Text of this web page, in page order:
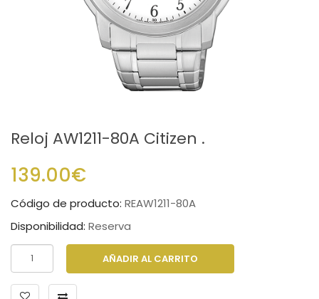
Reloj AW1211-80A Citizen .
139.00€
Código de producto: REAW1211-80A
Disponibilidad: Reserva
AÑADIR AL CARRITO